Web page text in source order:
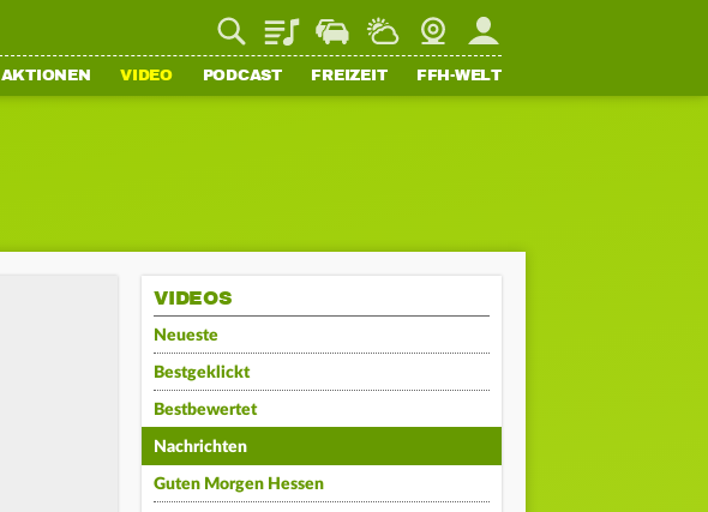
PlaylistStaupilotWetterWebcamMein FFH
AKTIONEN VIDEO PODCAST FREIZEIT FFH-WELT
VIDEOS
Neueste
Bestgeklickt
Bestbewertet
Nachrichten
Guten Morgen Hessen